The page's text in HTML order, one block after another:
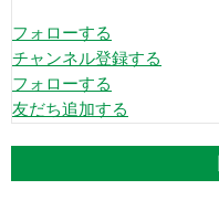
フォローする
チャンネル登録する
フォローする
友だち追加する